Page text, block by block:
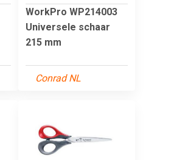
WorkPro WP214003
Universele schaar
215 mm
Conrad NL